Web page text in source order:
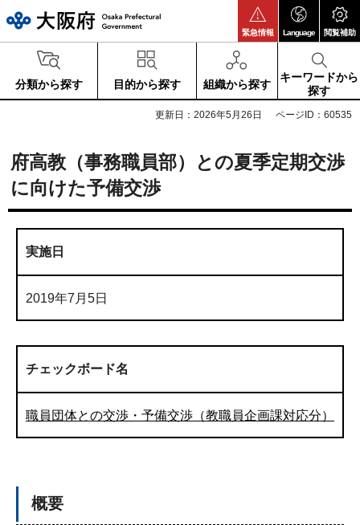
緊急情報 Language 閲覧補助
分類から探す 目的から探す 組織から探す
キーワードから
探す
更新日：2026年5月26日 ページID：60535
府高教（事務職員部）との夏季定期交渉
に向けた予備交渉
実施日
2019年7月5日
チェックボード名
職員団体との交渉・予備交渉（教職員企画課対応分）
概要